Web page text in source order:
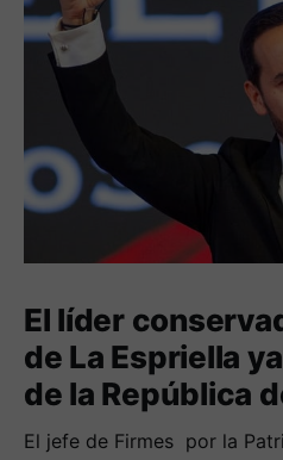
El líder
de La Espriella
de la República
El jefe de Firmes por la